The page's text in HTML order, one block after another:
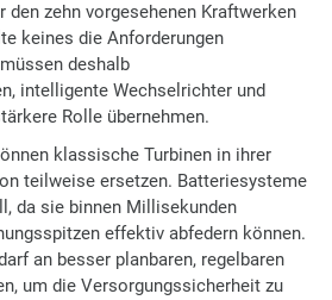
den zehn vorgesehenen Kraftwerken
keines die Anforderungen
deshalb
intelligente Wechselrichter und
Rolle übernehmen.
klassische Turbinen in ihrer
teilweise ersetzen. Batteriesysteme
da sie binnen Millisekunden
effektiv abfedern können.
an besser planbaren, regelbaren
um die Versorgungssicherheit zu